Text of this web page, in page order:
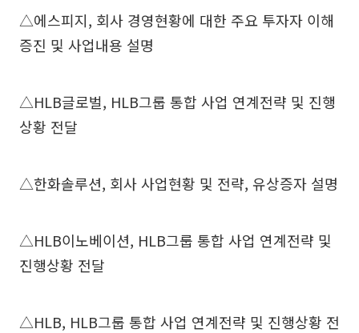
△에스피지, 회사 경영현황에 대한 주요 투자자 이해
증진 및 사업내용 설명
△HLB글로벌, HLB그룹 통합 사업 연계전략 및 진행
상황 전달
△한화솔루션, 회사 사업현황 및 전략, 유상증자 설명
△HLB이노베이션, HLB그룹 통합 사업 연계전략 및
진행상황 전달
△HLB, HLB그룹 통합 사업 연계전략 및 진행상황 전